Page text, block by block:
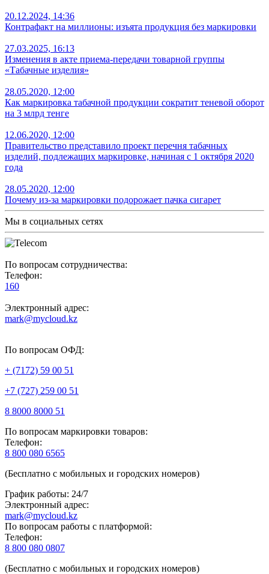
20.12.2024, 14:36
Контрафакт на миллионы: изъята продукция без маркировки
27.03.2025, 16:13
Изменения в акте приема-передачи товарной группы
«Табачные изделия»
28.05.2020, 12:00
Как маркировка табачной продукции сократит теневой оборот
на 3 млрд тенге
12.06.2020, 12:00
Правительство представило проект перечня табачных
изделий, подлежащих маркировке, начиная с 1 октября 2020
года
28.05.2020, 12:00
Почему из-за маркировки подорожает пачка сигарет
Мы в социальных сетях
По вопросам сотрудничества:
Телефон:
160
Электронный адрес:
mark@mycloud.kz
По вопросам ОФД:
+ (7172) 59 00 51
+7 (727) 259 00 51
8 8000 8000 51
По вопросам маркировки товаров:
Телефон:
8 800 080 6565
(Бесплатно с мобильных и городских номеров)
График работы: 24/7
Электронный адрес:
mark@mycloud.kz
По вопросам работы с платформой:
Телефон:
8 800 080 0807
(Бесплатно с мобильных и городских номеров)